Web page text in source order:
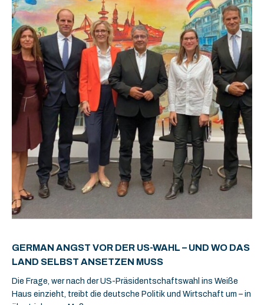
GERMAN ANGST VOR DER US-WAHL – UND WO DAS
LAND SELBST ANSETZEN MUSS
Die Frage, wer nach der US-Präsidentschaftswahl ins Weiße
Haus einzieht, treibt die deutsche Politik und Wirtschaft um – in